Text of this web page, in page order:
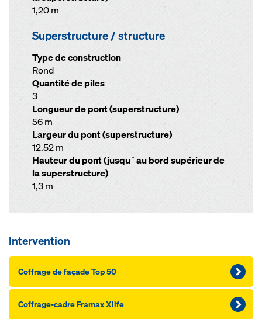
1,20 m
Superstructure / structure
Type de construction
Rond
Quantité de piles
3
Longueur de pont (superstructure)
56 m
Largeur du pont (superstructure)
12.52 m
Hauteur du pont (jusqu´au bord supérieur de
la superstructure)
1,3 m
Intervention
Coffrage de façade Top 50
Coffrage-cadre Framax Xlife